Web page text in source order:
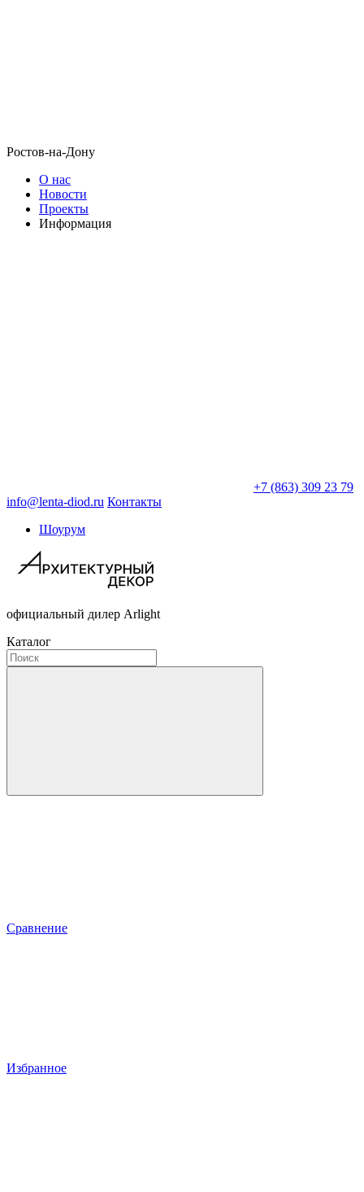
Ростов-на-Дону
О нас
Новости
Проекты
Информация
+7 (863) 309 23 79
info@lenta-diod.ru Контакты
Шоурум
официальный дилер Arlight
Каталог
Сравнение
Избранное